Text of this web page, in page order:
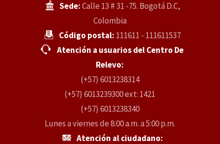
Sede:Calle 13 # 31 -75. Bogotá D.C,
Colombia
Código postal: 111611 - 111611537
Atención a usuarios del Centro De
Relevo:
(+57) 6013238314
(+57) 6013239300 ext: 1421
(+57) 6013238340
Lunes a viernes de 8:00 a.m. a 5:00 p.m.
Atención al ciudadano: